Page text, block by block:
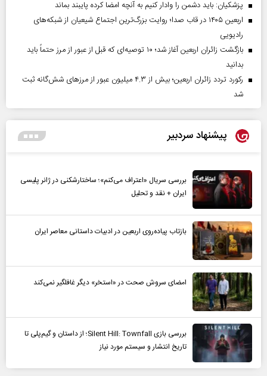
پزشکیان: باید دشمن را وادار کنیم به آنچه امضا کرده پایبند بماند
اربعین ۱۴۰۵ در قاب صدا؛ روایت بزرگ‌ترین اجتماع شیعیان از شبکه‌های
رادیویی
بازگشت زائران اربعین آغاز شد؛ ۱۰ توصیه‌ای که قبل از عبور از مرز حتماً باید
بدانید
رکورد تردد زائران اربعین؛ بیش از ۴.۳ میلیون عبور از مرزهای شش‌گانه ثبت
شد
پیشنهاد سردبیر
بررسی سریال «اعتراف می‌کنم»؛ ساختارشکنی در ژانر پلیسی
ایران + نقد و تحلیل
بازتاب پیاده‌روی اربعین در ادبیات داستانی معاصر ایران
امضای سروش صحت در «استخر» دیگر غافلگیر نمی‌کند
بررسی بازی Silent Hill: Townfall؛ از داستان و گیم‌پلی تا
تاریخ انتشار و سیستم مورد نیاز